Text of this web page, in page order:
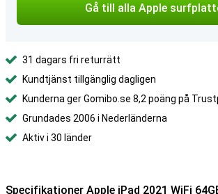
Gå till alla Apple
31 dagars fri returrätt
Kundtjänst tillgänglig dagligen
Kunderna ger Gomibo.se 8,2 poäng på
Grundades 2006 i Nederländerna
Aktiv i 30 länder
Specifikationer Apple iPad 2021 WiFi